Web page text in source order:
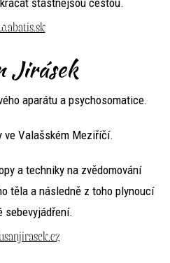
Jirásek
aparátu a psychosomatice.
ve Valašském Meziříčí.
a techniky na zvědomování
těla a následně z toho plynoucí
sebevyjádření.